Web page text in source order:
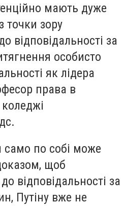
мають дуже
точки зору
відповідальності за
особисто
як лідера
права в
само по собі може
щоб
відповідальності за
Путіну вже не